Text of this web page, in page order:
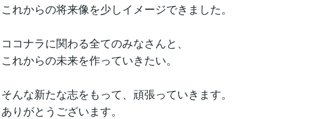
これからの将来像を少しイメージできました。
ココナラに関わる全てのみなさんと、
これからの未来を作っていきたい。
そんな新たな志をもって、頑張っていきます。
ありがとうございます。